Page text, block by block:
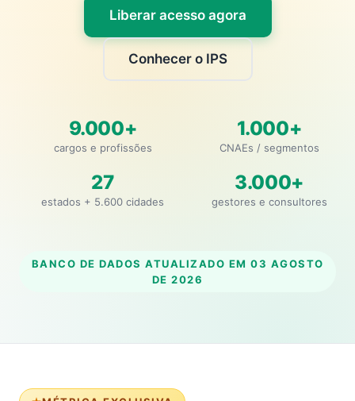
Liberar acesso agora
Conhecer o IPS
9.000+
cargos e profissões
1.000+
CNAEs / segmentos
27
estados + 5.600 cidades
3.000+
gestores e consultores
BANCO DE DADOS ATUALIZADO EM 03 AGOSTO
DE 2026